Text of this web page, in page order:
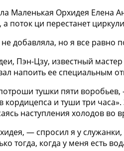
Маленькая Орхидея Елена
поток ци перестанет
не добавляла, но я все
Пэн-Цзу, известный
напоить ее специальным
тушки пяти
кордицепса и туши три
наступления холодов во
— спросил я у
тогда, когда у меня есть